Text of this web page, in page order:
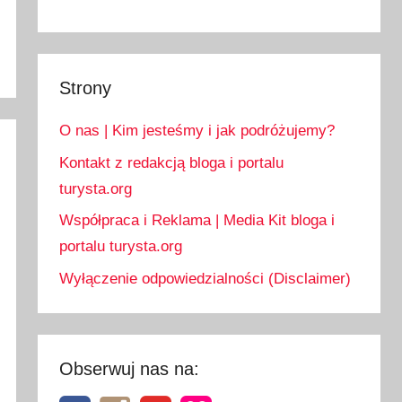
Strony
O nas | Kim jesteśmy i jak podróżujemy?
Kontakt z redakcją bloga i portalu
turysta.org
Współpraca i Reklama | Media Kit bloga i
portalu turysta.org
Wyłączenie odpowiedzialności (Disclaimer)
Obserwuj nas na: